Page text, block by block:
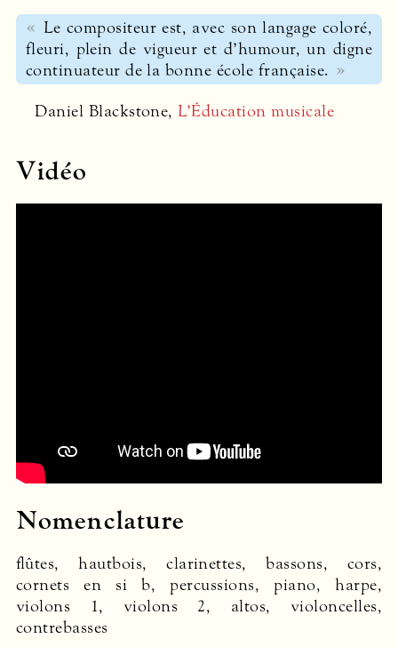
Le compositeur est, avec son langage coloré,
fleuri, plein de vigueur et d’humour, un digne
continuateur de la bonne école française.
Daniel Blackstone, L’Éducation musicale
Vidéo
Nomenclature
flûtes, hautbois, clarinettes, bassons, cors,
cornets en si b, percussions, piano, harpe,
violons 1, violons 2, altos, violoncelles,
contrebasses